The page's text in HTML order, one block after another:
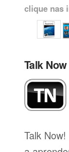
clique nas
Talk
Talk